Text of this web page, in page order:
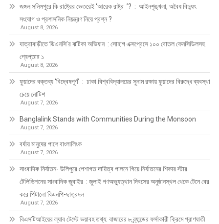
জঙ্গল সলিমপুরে কি রাষ্ট্রের ভেতরেই ‘আরেক রাষ্ট্র ’? : আইনশৃঙ্খলা, অবৈধ বিদ্যুৎ
সংযোগ ও প্রশাসনিক নিয়ন্ত্রণ নিয়ে প্রশ্ন ?
August 8, 2026
যাত্রাবাড়ীতে ডিএনসি’র ঝটিকা অভিযান : সোহাগ এক্সপ্রেসে ১০০ বোতল ফেনসিডিলসহ
গ্রেপ্তার ১
August 8, 2026
ফুয়াদের বক্তব্য ‘বিদ্বেষপূর্ণ’ : ঢাকা বিশ্ববিদ্যালয়ের সুনাম রক্ষায় ফুয়াদের বিরুদ্ধে ব্যবস্থা
চেয়ে নোটিশ
August 7, 2026
Banglalink Stands with Communities During the Monsoon
August 7, 2026
বর্ষায় মানুষের পাশে বাংলালিংক
August 7, 2026
সাংবাদিক নির্যাতন- উলিপুরে পেশাগত দায়িত্ব পালনে গিয়ে নির্যাতনের শিকার স্টার
টেলিভিশনের সাংবাদিক জুবাইর : জুলাই গণঅভ্যুত্থান দিবসের অনুষ্ঠানস্থল থেকে টেনে বের
করে পিটালো বিএনপি-ছাত্রদল
August 7, 2026
বিএসটিআইয়ের ল্যাব টেস্টে ভয়াবহ তথ্য: বাজারের ৮ ব্র্যান্ডের ফর্সাকারী ক্রিমে প্রাণঘাতী